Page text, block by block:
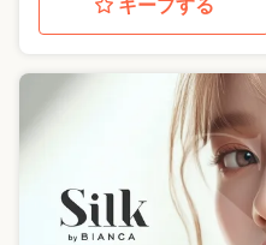
キープする